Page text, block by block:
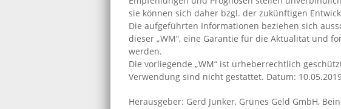
sie können sich daher bzgl. der zukünftigen
Die aufgeführten Informationen beziehen sich
dieser „WM“, eine Garantie für die Aktualität und
werden.
Die vorliegende „WM“ ist urheberrechtlich
Verwendung sind nicht gestattet. Datum:
Herausgeber: Gerd Junker, Grünes Geld GmbH,